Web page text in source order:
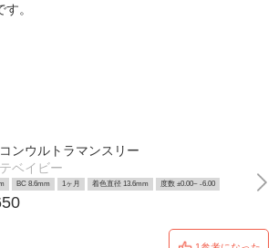
。
ンウルトラマンスリー
ベイビー
BC 8.6mm 1ヶ月 着色直径 13.6mm 度数 ±0.00~ -6.00